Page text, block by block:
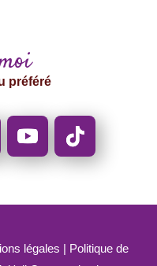
préféré
légales | Politique de